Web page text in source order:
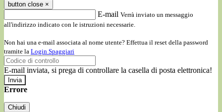
button close ×
E-mail Verrà inviato un messaggio
all'indirizzo indicato con le istruzioni necessarie.
Non hai una e-mail associata al nome utente? Effettua il reset della password
tramite la Login Spaggiari
E-mail inviata, si prega di controllare la casella di posta elettronica!
Errore
Chiudi